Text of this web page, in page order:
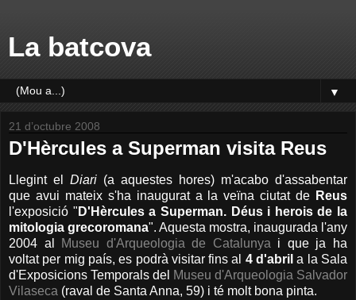
La batcova
▼
21 d’octubre 2008
D'Hèrcules a Superman visita Reus
Llegint el Diari (a aquestes hores) m'acabo d'assabentar
que avui mateix s'ha inaugurat a la veïna ciutat de Reus
l'exposició " D'Hèrcules a Superman. Déus i herois de la
mitologia grecoromana". Aquesta mostra, inaugurada l'any
2004 al
Museu d'Arqueologia de Catalunya i que ja ha
voltat per mig país, es podrà visitar fins al 4 d'abril a la Sala
d'Exposicions Temporals del Museu d'Arqueologia Salvador
Vilaseca (raval de Santa Anna, 59) i té molt bona pinta.